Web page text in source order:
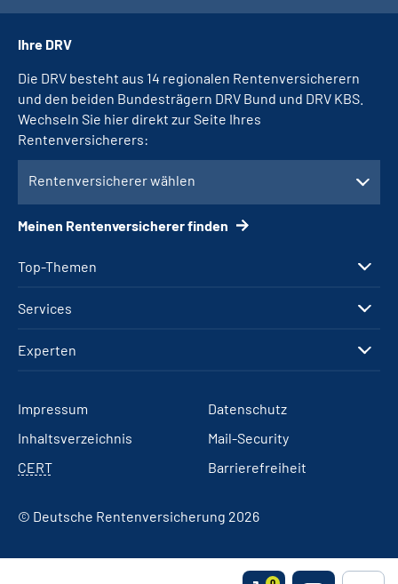
Top-Themen
Services
Experten
Ihre DRV
Die DRV besteht aus 14 regionalen Rentenversicherern
und den beiden Bundesträgern DRV Bund und DRV KBS.
Wechseln Sie hier direkt zur Seite Ihres
Rentenversicherers:
Rentenversicherer wählen
Meinen Rentenversicherer finden
Impressum
Datenschutz
Inhaltsverzeichnis
Mail-Security
CERT
Barrierefreiheit
© Deutsche Rentenversicherung 2026